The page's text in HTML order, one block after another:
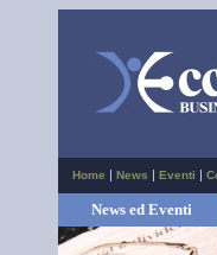
Home | News | Eventi |
News ed Eventi